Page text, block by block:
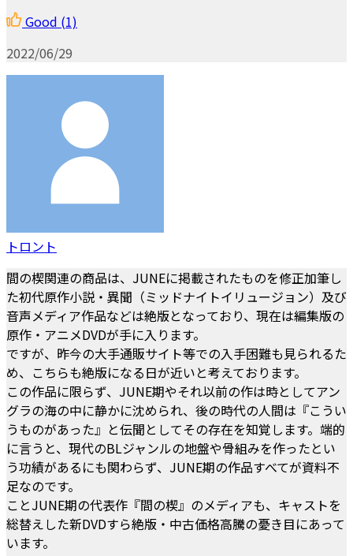
Good (1)
2022/06/29
トロント
間の楔関連の商品は、JUNEに掲載されたものを修正加筆し
た初代原作小説・異聞（ミッドナイトイリュージョン）及び
音声メディア作品などは絶版となっており、現在は編集版の
原作・アニメDVDが手に入ります。
ですが、昨今の大手通販サイト等での入手困難も見られるた
め、こちらも絶版になる日が近いと考えております。
この作品に限らず、JUNE期やそれ以前の作は時としてアン
グラの海の中に静かに沈められ、後の時代の人間は『こうい
うものがあった』と伝聞としてその存在を知覚します。端的
に言うと、現代のBLジャンルの地盤や骨組みを作ったとい
う功績があるにも関わらず、JUNE期の作品すべてが資料不
足なのです。
ことJUNE期の代表作『間の楔』のメディアも、キャストを
総替えした新DVDすら絶版・中古価格高騰の憂き目にあって
います。